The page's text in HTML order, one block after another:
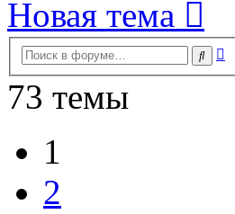
Новая тема
Поиск
73 темы
1
2